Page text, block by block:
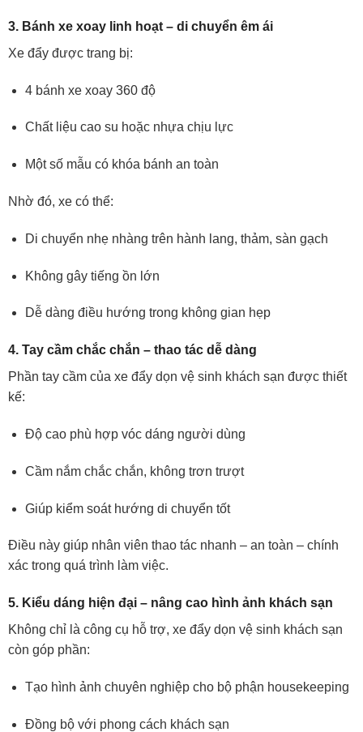
3. Bánh xe xoay linh hoạt – di chuyển êm ái
Xe đẩy được trang bị:
4 bánh xe xoay 360 độ
Chất liệu cao su hoặc nhựa chịu lực
Một số mẫu có khóa bánh an toàn
Nhờ đó, xe có thể:
Di chuyển nhẹ nhàng trên hành lang, thảm, sàn gạch
Không gây tiếng ồn lớn
Dễ dàng điều hướng trong không gian hẹp
4. Tay cầm chắc chắn – thao tác dễ dàng
Phần tay cầm của xe đẩy dọn vệ sinh khách sạn được thiết
kế:
Độ cao phù hợp vóc dáng người dùng
Cầm nắm chắc chắn, không trơn trượt
Giúp kiểm soát hướng di chuyển tốt
Điều này giúp nhân viên thao tác nhanh – an toàn – chính
xác trong quá trình làm việc.
5. Kiểu dáng hiện đại – nâng cao hình ảnh khách sạn
Không chỉ là công cụ hỗ trợ, xe đẩy dọn vệ sinh khách sạn
còn góp phần:
Tạo hình ảnh chuyên nghiệp cho bộ phận housekeeping
Đồng bộ với phong cách khách sạn